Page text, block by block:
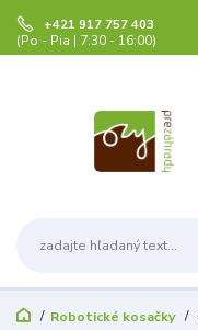
+421 917 757 403
(Po - Pia | 7:30 - 16:00)
Robotické kosačky